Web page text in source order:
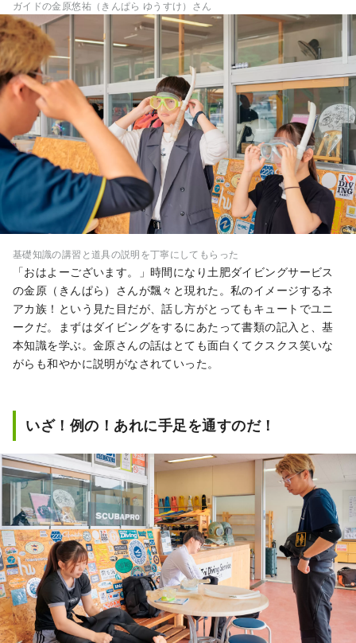
ガイドの金原悠祐（きんぱら ゆうすけ）さん
基礎知識の講習と道具の説明を丁寧にしてもらった
「おはよーございます。」時間になり土肥ダイビングサービス
の金原（きんぱら）さんが飄々と現れた。私のイメージするネ
アカ族！という見た目だが、話し方がとってもキュートでユニ
ークだ。まずはダイビングをするにあたって書類の記入と、基
本知識を学ぶ。金原さんの話はとても面白くてクスクス笑いな
がらも和やかに説明がなされていった。
いざ！例の！あれに手足を通すのだ！